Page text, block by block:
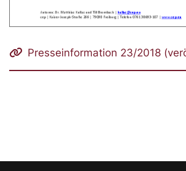
Presseinformation 23/2018